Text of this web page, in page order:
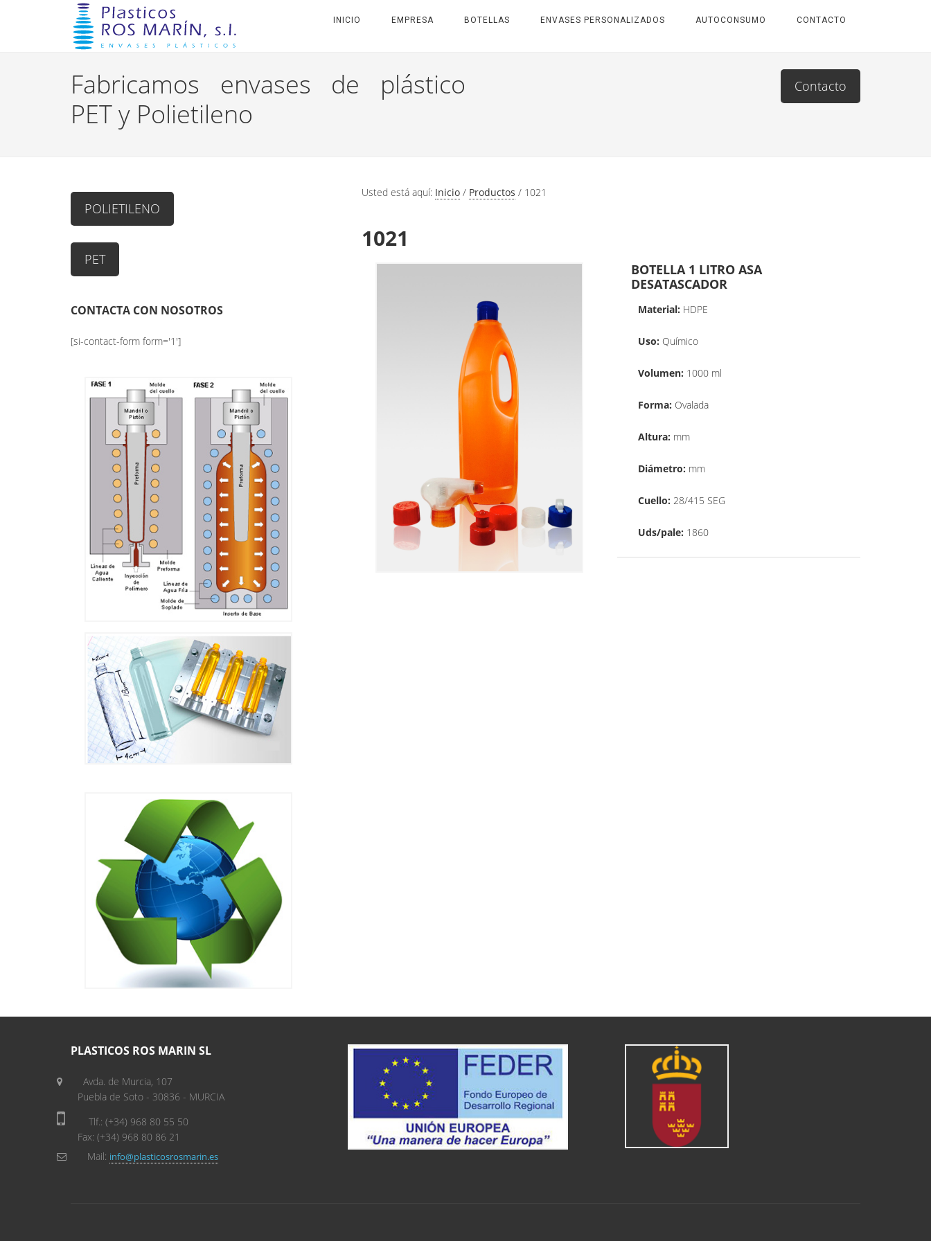
INICIO EMPRESA BOTELLAS ENVASES PERSONALIZADOS AUTOCONSUMO CONTACTO
Fabricamos envases de plástico
PET y Polietileno
Contacto
Usted está aquí: Inicio / Productos / 1021
1021
BOTELLA 1 LITRO ASA
DESATASCADOR
Material: HDPE
Uso: Químico
Volumen: 1000 ml
Forma: Ovalada
Altura: mm
Diámetro: mm
Cuello:28/415 SEG
Uds/pale: 1860
POLIETILENO
PET
CONTACTA CON NOSOTROS
[si-contact-form form='1']
PLASTICOS ROS MARIN SL
Avda. de Murcia, 107
Puebla de Soto - 30836 - MURCIA
Tlf.: (+34) 968 80 55 50
Fax: (+34) 968 80 86 21
Mail: info@plasticosrosmarin.es